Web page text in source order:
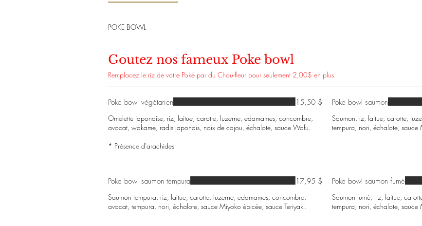
POKE BOWL
Goutez nos fameux Poke bowl
Remplacez le riz de votre Poké par du Chou-fleur pour seulement 2,00$ en plus
Poke bowl végétarien
Omelette japonaise, riz, laitue, carotte, luzerne, edamames, concombre,
avocat, wakame, radis japonais, noix de cajou, échalote, sauce Wafu.
* Présence d'arachides
15,50 $ Poke bowl saumon
Saumon,riz, laitue, carotte,
tempura, nori, échalote, sauce
Poke bowl saumon tempura
Saumon tempura, riz, laitue, carotte, luzerne, edamames, concombre,
avocat, tempura, nori, échalote, sauce Miyoko épicée, sauce Teriyaki.
17,95 $ Poke bowl saumon fumé
Saumon fumé, riz, laitue,
tempura, nori, échalote, sauce